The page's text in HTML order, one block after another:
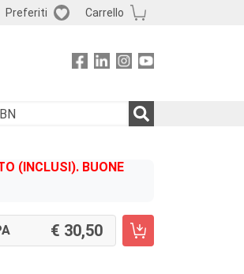
Preferiti Carrello
(INCLUSI). BUONE
30,50